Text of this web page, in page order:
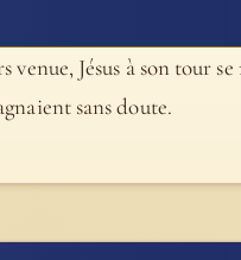
Jésus à son tour
sans doute.